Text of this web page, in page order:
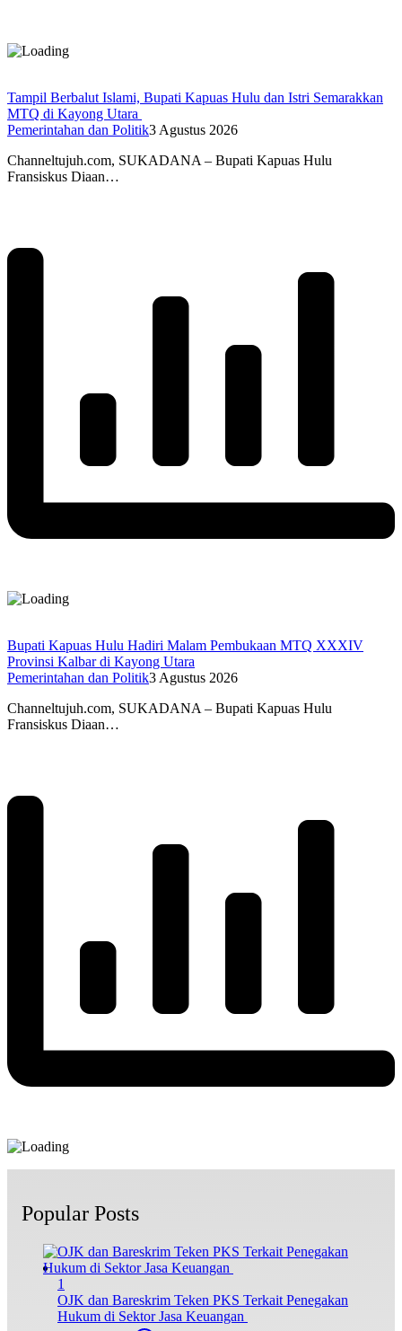
Tampil Berbalut Islami, Bupati Kapuas Hulu dan Istri Semarakkan
MTQ di Kayong Utara
Pemerintahan dan Politik3 Agustus 2026
Channeltujuh.com, SUKADANA – Bupati Kapuas Hulu
Fransiskus Diaan…
Bupati Kapuas Hulu Hadiri Malam Pembukaan MTQ XXXIV
Provinsi Kalbar di Kayong Utara
Pemerintahan dan Politik3 Agustus 2026
Channeltujuh.com, SUKADANA – Bupati Kapuas Hulu
Fransiskus Diaan…
Popular Posts
1
OJK dan Bareskrim Teken PKS Terkait Penegakan
Hukum di Sektor Jasa Keuangan